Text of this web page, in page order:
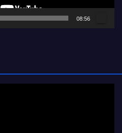
08:56